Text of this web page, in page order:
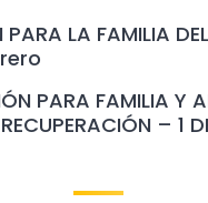
PARA LA FAMILIA
PARA FAMILIA Y
RECUPERACIÓN – 1